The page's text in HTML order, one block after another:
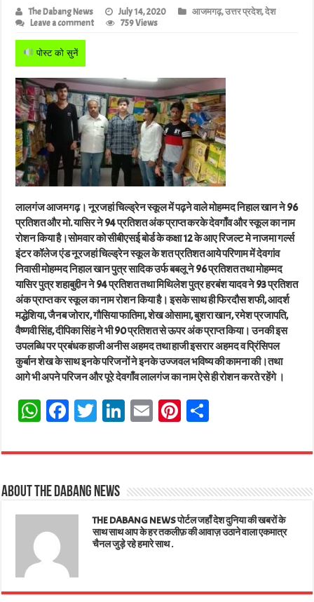
The Dabang News July 14, 2020 आजमगढ़,उत्तर प्रदेश,देश
Leave a comment
759 Views
पोस्ट को सुनें
लालगंज आजमगढ़। नूरजहां चिल्ड्रेन स्कूल में पढ़ने वाले मोहम्मद निहाल खान ने 96
प्रतिशत और मो. यासिर ने 94 प्रतिशत अंक प्राप्त करके देवगाँव और स्कूल का नाम
रोशन किया है।सोमवार को सीबीएसई बोर्ड के कक्षा 12 के आए रिजल्ट मे नाजमा गर्ल्स
इंटर कॉलेज एंड नूरजहां चिल्ड्रेन स्कूल के शत प्रतिशत आये परिणाम में देवगांव
निवासी मोहम्मद निहाल खान पुत्र सादिक उर्फ बबलू ने 96 प्रतिशत तथा मोहम्मद
यासिर पुत्र शहाबुद्दीन ने 94 प्रतिशत तथा मिथिलेश पुत्र हरबंश यादव ने 93 प्रतिशत
अंक प्राप्त कर स्कूल का नाम रोशन किया है। इसके साथ ही फिरदौस शफी, आदर्श
मद्धेशिया, जैनब जोरार, गौसिया फातिमा, शेख ओसामा, बुशरा खान, रमेश प्रजापति,
वैष्णवी सिंह, दीपिका सिंह ने भी 90 प्रतिशत से ऊपर अंक प्राप्त किया। उनकी इस
उपलब्धि पर प्रबंधक हाजी अनीस अहमद तथा हाजी इसरार अहमद व प्रिंसिपल
कुर्बान शेख के साथ इनके परिजनों ने इनके उज्जवल भविष्य की कामना की।तथा
आगे भी अपने परिजन और पूरे देवगाँव लालगंज का नाम ऐसे ही रोशन करते रहेंगे ।
W
ts
A
pp
Fa
bo
ok
T
tt
er
Li
ed
E
ail
Pi
er
t
e
About The Dabang News
THE DABANG NEWS पोर्टल जहाँ देश दुनिया की खबरों के
साथ साथ आप के हर तकलीफ़ की आवाज़ उठाने वाला एकमात्र
चैनल जुड़े रहे हमारे साथ .